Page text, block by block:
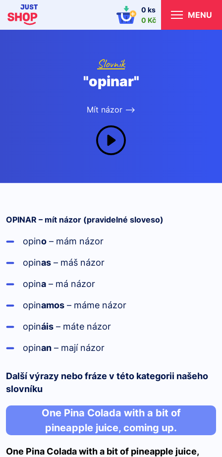
0 ks
0 Kč
MENU
Slovník
"opinar"
Mít názor -->
OPINAR – mít názor (pravidelné sloveso)
opino – mám názor
opinas – máš názor
opina – má názor
opinamos – máme názor
opináis – máte názor
opinan – mají názor
Další výrazy nebo fráze v této kategorii našeho
slovníku
One Pina Colada with a bit of
pineapple juice, coming up.
One Pina Colada with a bit of pineapple juice,